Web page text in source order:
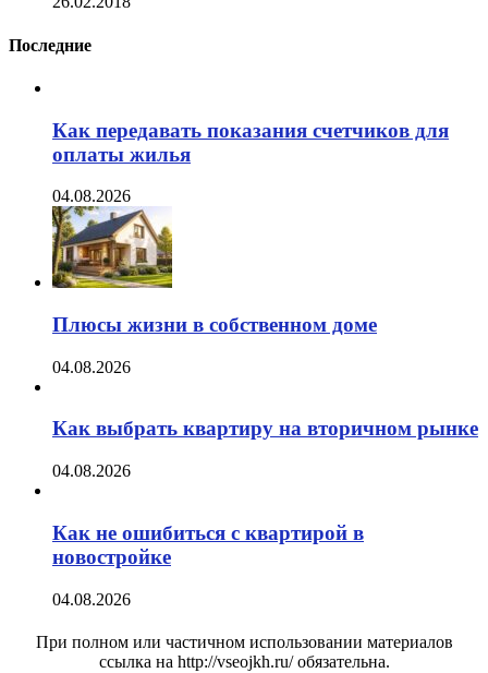
Последние
Как передавать показания счетчиков для
оплаты жилья
04.08.2026
Плюсы жизни в собственном доме
04.08.2026
Как выбрать квартиру на вторичном рынке
04.08.2026
Как не ошибиться с квартирой в
новостройке
04.08.2026
При полном или частичном использовании материалов
ссылка на http://vseojkh.ru/ обязательна.